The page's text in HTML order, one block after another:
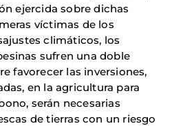
ejercida sobre dichas
víctimas de los
climáticos, los
sufren una doble
favorecer las inversiones,
en la agricultura para
serán necesarias
de tierras con un riesgo